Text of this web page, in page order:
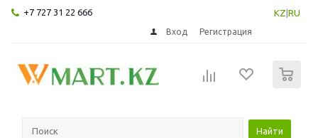
+7 727 31 22 666 KZ RU
Вход Регистрация
Найти